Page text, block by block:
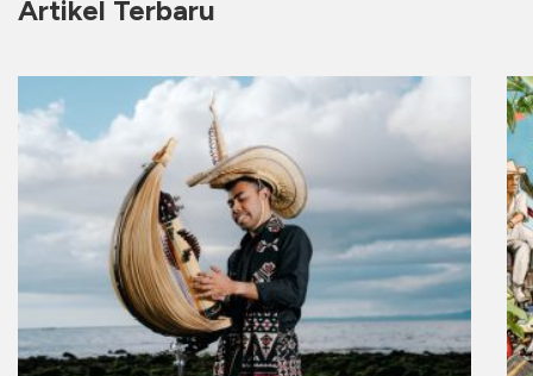
Artikel Terbaru